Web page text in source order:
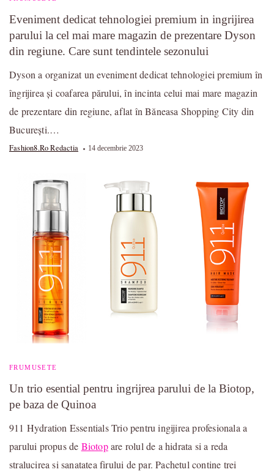
Eveniment dedicat tehnologiei premium in ingrijirea
parului la cel mai mare magazin de prezentare Dyson
din regiune. Care sunt tendintele sezonului
Dyson a organizat un eveniment dedicat tehnologiei premium în
îngrijirea și coafarea părului, în incinta celui mai mare magazin
de prezentare din regiune, aflat în Băneasa Shopping City din
București.…
Fashion8.ro Redactia 14 decembrie 2023
FRUMUSETE
Un trio esential pentru ingrijrea parului de la Biotop,
pe baza de Quinoa
911 Hydration Essentials Trio pentru ingijirea profesionala a
parului propus de Biotopare rolul de a hidrata si a reda
stralucirea si sanatatea firului de par. Pachetul contine trei